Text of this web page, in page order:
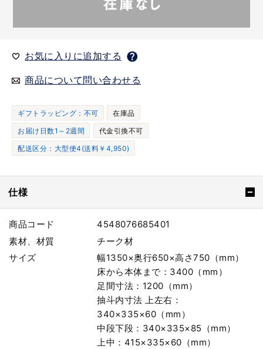
お気に入りに追加する
商品について問い合わせる
ギフトラッピング：不可
在庫品
お届け日数1～2週間
代金引換不可
配送区分：大型便4(送料￥4,950)
仕様
商品コード
4548076685401
素材、材質
チーク材
サイズ
幅1350×奥行650×高さ750（mm）
床から本体まで：3400（mm）
足間寸法：1200（mm）
抽斗内寸法 上左右：
340×335×60（mm）
中段下段：340×335×85（mm）
上中：415×335×60（mm）